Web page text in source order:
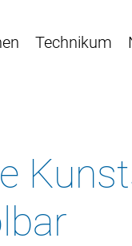
Technikum